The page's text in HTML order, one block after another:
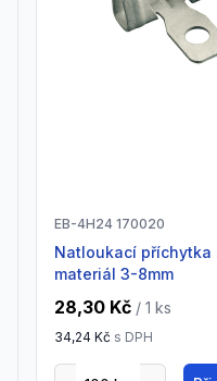
EB-4H24 170020
natloukací příchytka s otvorem 6,8mm pro závěs,
materiál 3-8mm
28,30 Kč / 1 ks
34,24 Kč s DPH